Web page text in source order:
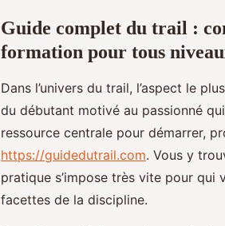
Guide complet du trail :
formation pour tous
Dans l’univers du trail, l’aspect le
du débutant motivé au passionné
ressource centrale pour démarrer,
https://guidedutrail.com. Vous y
pratique s’impose très vite pour qui
facettes de la discipline.